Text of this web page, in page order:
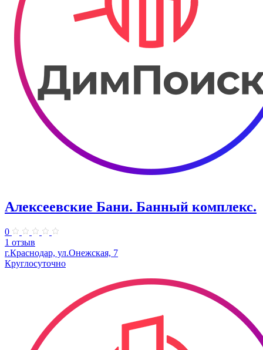
Алексеевские Бани. Банный комплекс.
0
1 отзыв
г.Краснодар, ул.Онежская, 7
Круглосуточно